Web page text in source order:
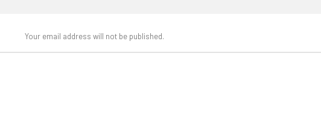
Your email address will not be published.